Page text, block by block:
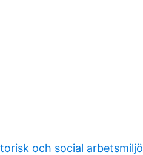
och social arbetsmiljö